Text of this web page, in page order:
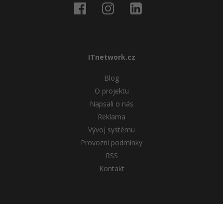
ITnetwork.cz
Blog
O projektu
Napsali o nás
Reklama
Vývoj systému
Provozní podmínky
RSS
Kontakt